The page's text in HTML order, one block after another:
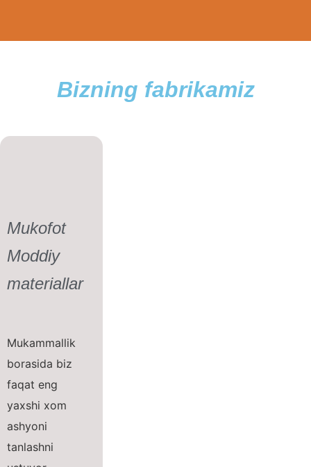
Bizning fabrikamiz
Mukofot
Moddiy
materiallar
Mukammallik
borasida biz
faqat eng
yaxshi xom
ashyoni
tanlashni